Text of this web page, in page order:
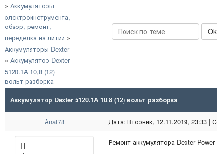
» Аккумуляторы
электроинструмента,
обзор, ремонт,
переделка на литий »
Аккумуляторы Dexter
» Аккумулятор Dexter
5120.1A 10,8 (12)
вольт разборка
Аккумулятор Dexter 5120.1A 10,8 (12) вольт разборка
Anat78 Дата: Вторник, 12.11.2019, 23:33 |
Ремонт аккумулятора Dexter